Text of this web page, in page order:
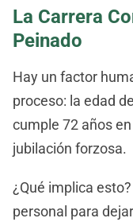
La Carrera
Peinado
Hay un factor
proceso: la edad
cumple 72 años
jubilación forzosa.
¿Qué implica
personal para